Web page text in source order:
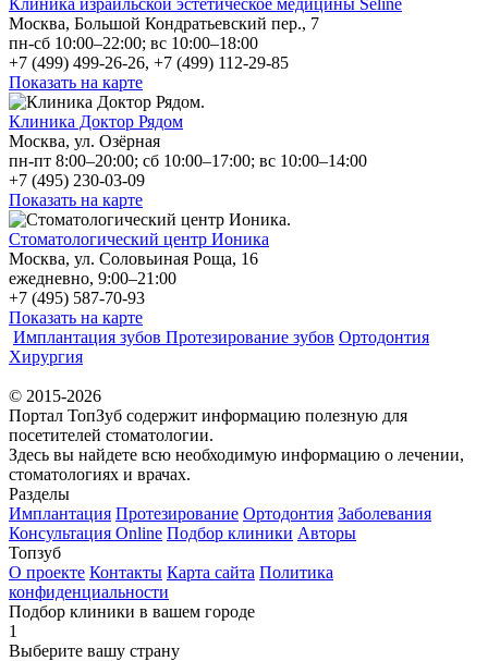
Москва, Большой Кондратьевский пер., 7
пн-сб 10:00–22:00; вс 10:00–18:00
+7 (499) 499-26-26, +7 (499) 112-29-85
Показать на карте
Клиника Доктор Рядом
Москва, ул. Озёрная
пн-пт 8:00–20:00; сб 10:00–17:00; вс 10:00–14:00
+7 (495) 230-03-09
Показать на карте
Стоматологический центр Ионика
Москва, ул. Соловьиная Роща, 16
ежедневно, 9:00–21:00
+7 (495) 587-70-93
Показать на карте
Имплантация зубов Протезирование зубов Ортодонтия
Хирургия
© 2015-2026
Портал ТопЗуб содержит информацию полезную для
посетителей стоматологии.
Здесь вы найдете всю необходимую информацию о лечении,
стоматологиях и врачах.
Разделы
Имплантация Протезирование Ортодонтия Заболевания
Консультация Online Подбор клиники Авторы
Топзуб
О проекте Контакты Карта сайта Политика
конфиденциальности
Подбор клиники в вашем городе
1
Выберите вашу страну